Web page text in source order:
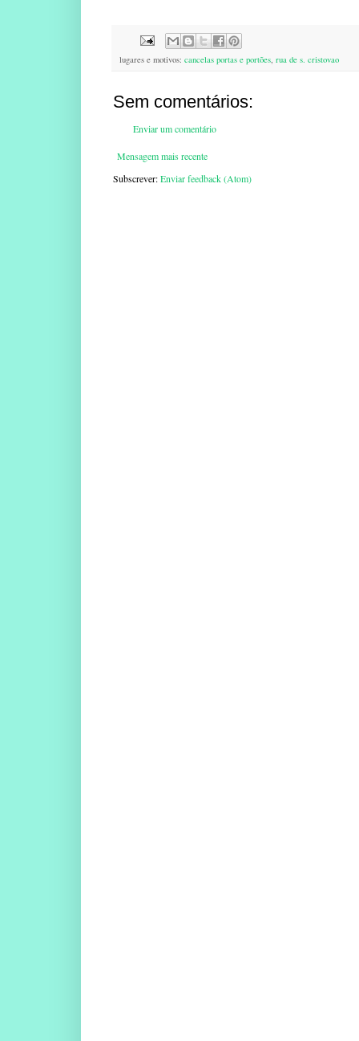
lugares e motivos: cancelas portas e portões, rua de s. cristovao
Sem comentários:
Enviar um comentário
Mensagem mais recente
Subscrever:Enviar feedback (Atom)